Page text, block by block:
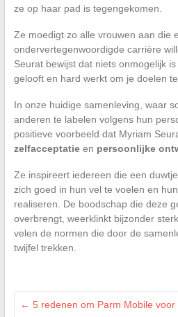
ze op haar pad is tegengekomen.
Ze moedigt zo alle vrouwen aan die
ondervertegenwoordigde carrière
Seurat bewijst dat niets onmogelijk
gelooft en hard werkt om je doelen te
In onze huidige samenleving, waar
anderen te labelen volgens hun
positieve voorbeeld dat Myriam
zelfacceptatieen persoonlijke
Ze inspireert iedereen die een
zich goed in hun vel te voelen en
realiseren. De boodschap die deze
overbrengt, weerklinkt bijzonder
velen de normen die door de
twijfel trekken.
← 5 redenen om Parm Mobile